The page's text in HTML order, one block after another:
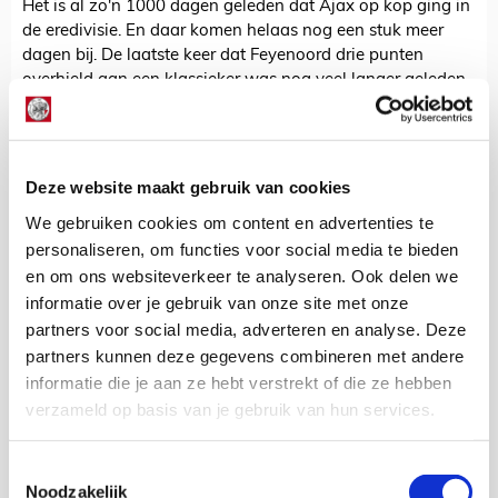
Deze website maakt gebruik van cookies
We gebruiken cookies om content en advertenties te
personaliseren, om functies voor social media te bieden
en om ons websiteverkeer te analyseren. Ook delen we
informatie over je gebruik van onze site met onze
partners voor social media, adverteren en analyse. Deze
partners kunnen deze gegevens combineren met andere
informatie die je aan ze hebt verstrekt of die ze hebben
verzameld op basis van je gebruik van hun services.
Noodzakelijk
Het is al zo'n 1000 dagen geleden dat Ajax op kop ging in
de eredivisie. En daar komen helaas nog een stuk meer
dagen bij. De laatste keer dat Feyenoord drie punten
overhield aan een klassieker was nog veel langer geleden.
Er zijn in de tussentijd maar liefst 13 klassiekers gespeeld
Voor het eerst sinds 29 januari 2012, inderdaad de dag
van de hattrick van John Guidetti, won Feyenoord een
kunnen komen: de achterstand van Ajax op PSV groeide
naar vijf punten. Overigens was de situatie in 2012
eveneens bepaald niet rooskleurig. Maar toen stonden de
Ajacieden aan het einde van het seizoen met de schaal. Je
kunt het je nu bijna niet voorstellen...
Kevin Van Nunen
Bekijk alle berichten van Kevin Van